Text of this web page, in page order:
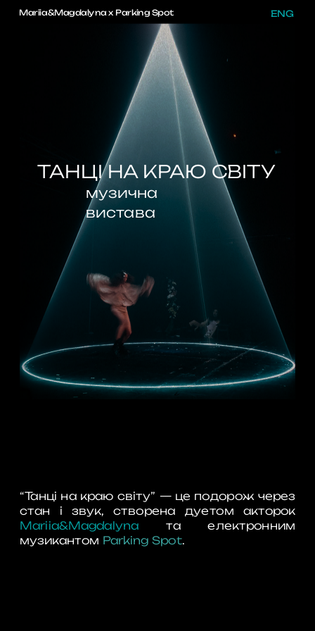
Mariia&Magdalyna x Parking Spot ENG
ТАНЦІ НА КРАЮ СВІТУ
музична
вистава
“Танці на краю світу” — це подорож через
Mariia&Magdalyna та електронним
музикантом Parking Spot.